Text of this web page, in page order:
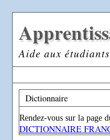
Aide aux
Dictionnaire
Rendez-vous sur la page
DICTIONNAIRE